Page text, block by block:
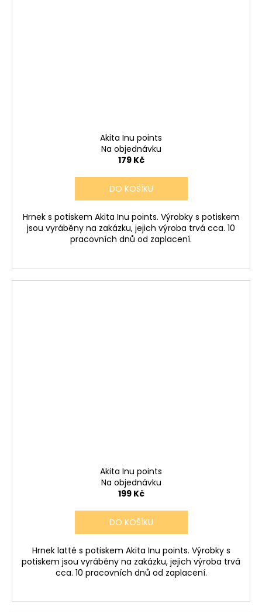
Akita Inu points
Na objednávku
179 Kč
DO KOŠÍKU
Hrnek s potiskem Akita Inu points. Výrobky s potiskem
jsou vyráběny na zakázku, jejich výroba trvá cca. 10
pracovních dnů od zaplacení.
Akita Inu points
Na objednávku
199 Kč
DO KOŠÍKU
Hrnek latté s potiskem Akita Inu points. Výrobky s
potiskem jsou vyráběny na zakázku, jejich výroba trvá
cca. 10 pracovních dnů od zaplacení.